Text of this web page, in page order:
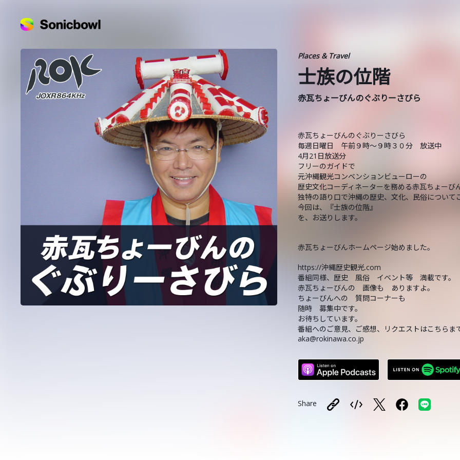
Places & Travel
士族の位階
赤瓦ちょーびんのぐぶりーさびら
赤瓦ちょーびんのぐぶりーさびら
毎週日曜日 午前９時～９時３０分 放送中
4月21日放送分
フリーのガイドで
元沖縄観光コンベンションビューローの
歴史文化コーディネーターを務める赤瓦ちょーび
独特の語り口で沖縄の歴史、文化、民俗について
今回は、『士族の位階』
を、お送りします。
赤瓦ちょーびんホームページ始めました。
https://沖縄歴史観光.com
番組同様、歴史 風俗 イベント等 満載です。
赤瓦ちょーびんの 画像も ありますよ。
ちょーびんへの 質問コーナーも
随時 募集中です。
お待ちしています。
番組へのご意見、ご感想、リクエストはこちらま
aka@rokinawa.co.jp
Share